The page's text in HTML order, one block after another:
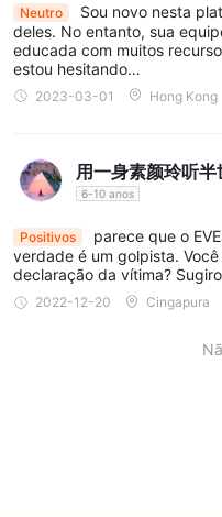
Neutro
Sou novo nesta
deles. No entanto, sua
educada com muitos
estou hesitando…
2023-03-01 Hong Kong
用一身素颜玲听半
6-10 anos
Positivos
parece que o
verdade é um golpista.
declaração da vítima?
2022-12-20 Cingapura